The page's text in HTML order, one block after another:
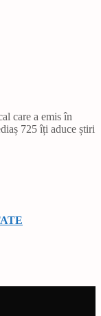
care a emis în
725 îți aduce știri